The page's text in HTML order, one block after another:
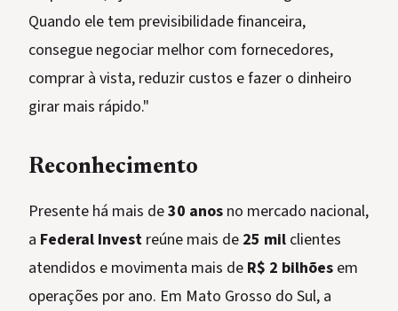
Quando ele tem previsibilidade financeira,
consegue negociar melhor com fornecedores,
comprar à vista, reduzir custos e fazer o dinheiro
girar mais rápido."
Reconhecimento
Presente há mais de30 anos no mercado nacional,
a Federal Invest reúne mais de 25 mil clientes
atendidos e movimenta mais de R$ 2 bilhões em
operações por ano. Em Mato Grosso do Sul, a